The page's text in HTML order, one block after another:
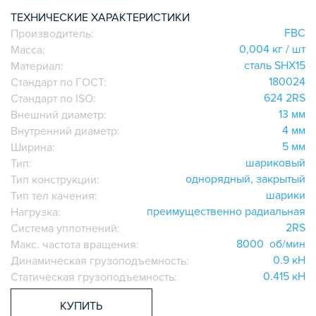
ИГОЛЬЧАТЫЕ РОЛИКОВЫЕ
ЛИНЕЙНЫЕ СОЕДИНИТЕЛИ
ДОПОЛНИТЕЛЬНАЯ ОБРАБОТКА
ПАРАЛЛЕЛЬНЫЕ СОЕДИНИТЕЛИ
ПРОМЫШЛЕННАЯ МЕБЕЛЬ
СИСТЕМА ЛЕСТНИЦ И ПЛАТФОРМ
БЫСТРЫЕ СОЕДИНИТЕЛИ
ВИНТОВЫЕ СОЕДИНИТЕЛИ И ВТУЛКИ
ШАРНИРНЫЕ И ПОДВИЖНЫЕ СОЕДИНИТЕЛИ
НАБОРЫ
ПЕТЛИ, РУЧКИ, ЗАМКИ, ЗАЩЕЛКИ
ЭЛЕМЕНТЫ ДЛЯ КРЕПЛЕНИЯ КАБЕЛЕЙ,
ПАНЕЛЕЙ, ЛИСТА, СЕТКИ
ОПОРЫ, ПОДВЕСЫ
КОМПОНЕНТЫ ДЛЯ КОНВЕЙЕРОВ
ТЕХНИЧЕСКИЕ ХАРАКТЕРИСТИКИ
Производитель:
FBC
Масса:
0,004 кг / шт
Материал:
сталь SHX15
Стандарт по ГОСТ:
180024
Стандарт по ISO:
624 2RS
Внешний диаметр:
13 мм
Внутренний диаметр:
4 мм
Ширина:
5 мм
Тип:
шариковый
Тип конструкции:
однорядный, закрытый
Тип тел качения:
шарики
Нагрузка:
преимущественно радиальная
Система уплотнений:
2RS
Макс. частота вращения:
8000 об/мин
Динамическая грузоподъемность:
0.9 кН
Статическая грузоподъемность:
0.415 кН
КУПИТЬ